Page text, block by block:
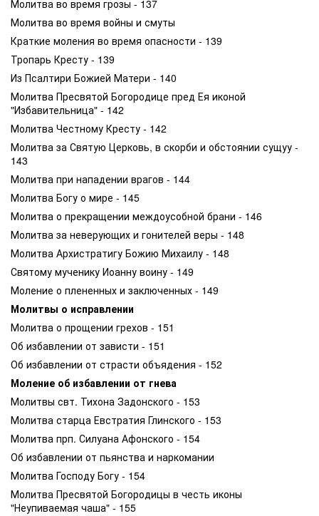
Молитва во время грозы - 137
Молитва во время войны и смуты
Краткие моления во время опасности - 139
Тропарь Кресту - 139
Из Псалтири Божией Матери - 140
Молитва Пресвятой Богородице пред Ея иконой
"Избавительница" - 142
Молитва Честному Кресту - 142
Молитва за Святую Церковь, в скорби и обстоянии сущуу -
143
Молитва при нападении врагов - 144
Молитва Богу о мире - 145
Молитва о прекращении междоусобной брани - 146
Молитва за неверующих и гонителей веры - 148
Молитва Архистратигу Божию Михаилу - 148
Святому мученику Иоанну воину - 149
Моление о плененных и заключенных - 149
Молитвы о исправлении
Молитва о прощении грехов - 151
Об избавлении от зависти - 151
Об избавлении от страсти объядения - 152
Моление об избавлении от гнева
Молитвы свт. Тихона Задонского - 153
Молитва старца Евстратия Глинского - 153
Молитва прп. Силуана Афонского - 154
Об избавлении от пьянства и наркомании
Молитва Господу Богу - 154
Молитва Пресвятой Богородицы в честь иконы
"Неупиваемая чаша" - 155